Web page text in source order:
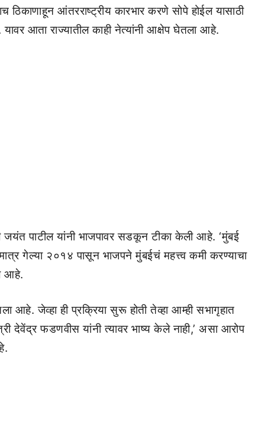
आंतरराष्ट्रीय कारभार करणे सोपे होईल यासाठी
आता राज्यातील काही नेत्यांनी आक्षेप घेतला आहे.
पाटील यांनी भाजपावर सडकून टीका केली आहे. ‘मुंबई
गेल्या २०१४ पासून भाजपने मुंबईचं महत्त्व कमी करण्याचा
आहे.
आहे. जेव्हा ही प्रक्रिया सुरू होती तेव्हा आम्ही सभागृहात
देवेंद्र फडणवीस यांनी त्यावर भाष्य केले नाही,’ असा आरोप